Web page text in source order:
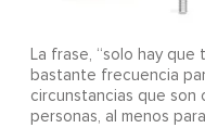
La frase, “solo hay que
bastante frecuencia
circunstancias que son
personas, al menos